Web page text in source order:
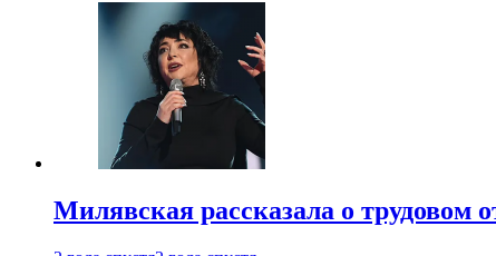
Милявская рассказала о трудовом